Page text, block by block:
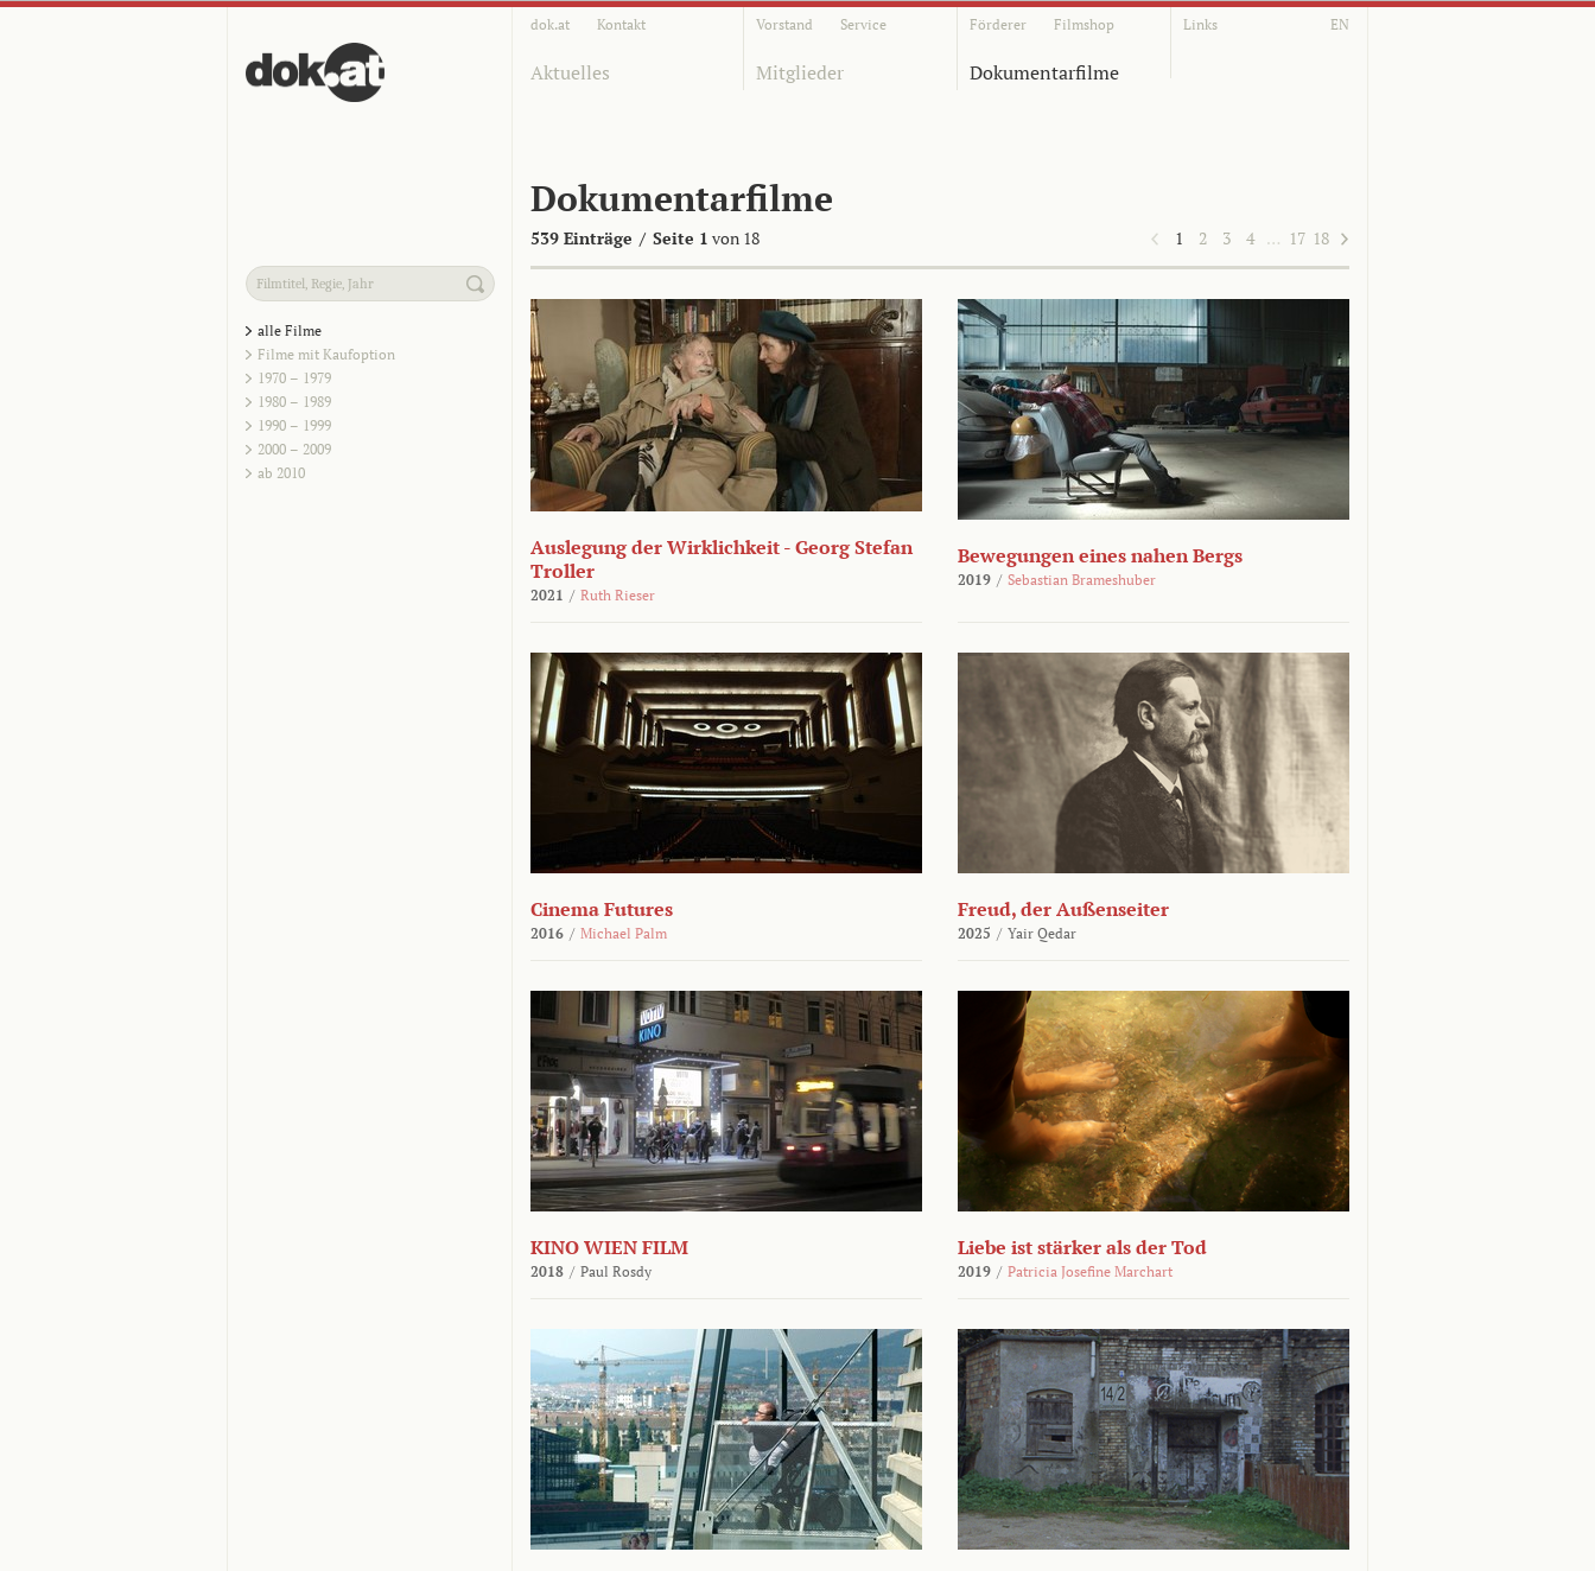
dok.at Kontakt Vorstand Service Förderer Filmshop Links EN
Aktuelles Mitglieder Dokumentarfilme
Dokumentarfilme
539 Einträge / Seite 1 von 18 1 2 3 4 … 17 18
alle Filme
Filme mit Kaufoption
1970 – 1979
1980 – 1989
1990 – 1999
2000 – 2009
ab 2010
Auslegung der Wirklichkeit - Georg Stefan
Troller
2021 / Ruth Rieser
Bewegungen eines nahen Bergs
2019 / Sebastian Brameshuber
Cinema Futures
2016 / Michael Palm
Freud, der Außenseiter
2025 / Yair Qedar
KINO WIEN FILM
2018 / Paul Rosdy
Liebe ist stärker als der Tod
2019 / Patricia Josefine Marchart